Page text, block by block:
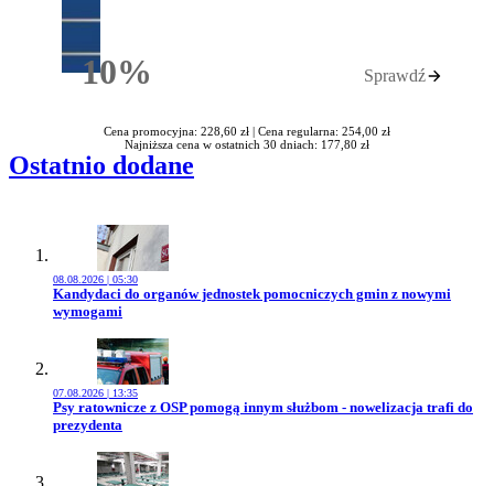
10%Rabatu Sprawdź
Cena promocyjna: 228,60 zł | Cena regularna: 254,00 zł
Najniższa cena w ostatnich 30 dniach: 177,80 zł
Ostatnio dodane
08.08.2026 | 05:30
Przejdź do artykułu:
Kandydaci do organów jednostek pomocniczych gmin z nowymi
wymogami
07.08.2026 | 13:35
Przejdź do artykułu:
Psy ratownicze z OSP pomogą innym służbom - nowelizacja trafi do
prezydenta